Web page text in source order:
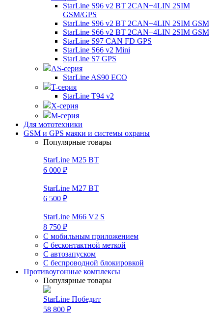
StarLine S96 v2 BT 2CAN+4LIN 2SIM
GSM/GPS
StarLine S96 v2 BT 2CAN+4LIN 2SIM GSM
StarLine S66 v2 BT 2CAN+4LIN 2SIM GSM
StarLine S97 CAN FD GPS
StarLine S66 v2 Mini
StarLine S7 GPS
AS-серия
StarLine AS90 ECO
T-серия
StarLine T94 v2
X-серия
M-серия
Для мототехники
GSM и GPS маяки и системы охраны
Популярные товары
StarLine M25 BT
6 000 ₽
StarLine M27 BT
6 500 ₽
StarLine M66 V2 S
8 750 ₽
С мобильным приложением
С бесконтактной меткой
С автозапуском
С беспроводной блокировкой
Противоугонные комплексы
Популярные товары
StarLine Победит
58 800 ₽